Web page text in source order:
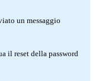
un messaggio
il reset della password